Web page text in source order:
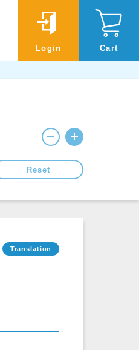
Login Cart
Reset